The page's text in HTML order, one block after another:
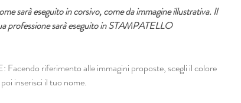
sarà eseguito in corsivo, come da immagine illustrativa. Il
professione sarà eseguito in STAMPATELLO
riferimento alle immagini proposte, scegli il colore
inserisci il tuo nome.